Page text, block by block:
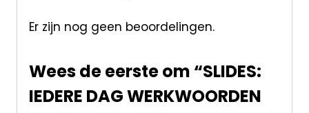
Er zijn nog geen beoordelingen.
Wees de eerste om “SLIDES:
IEDERE DAG WERKWOORDEN